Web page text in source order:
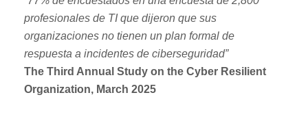
profesionales de TI que dijeron que sus
organizaciones no tienen un plan formal de
respuesta a incidentes de ciberseguridad”
The Third Annual Study on the Cyber Resilient
Organization, March 2025